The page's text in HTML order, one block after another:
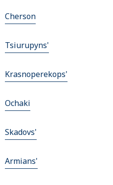
Cherson
Tsiurupyns'
Krasnoperekops'
Ochaki
Skadovs'
Armians'